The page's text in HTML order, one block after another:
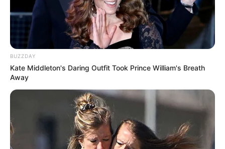
(foto: pinterest)
10. Konsep retro dengan warna terang pada atasan
bisa jadi pilihan, dipadu dengan gaya boho untuk
scraf dan celana
BUZZDAY
Kate Middleton's Daring Outfit Took Prince William's Breath
Away